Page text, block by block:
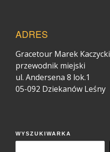
ADRES
Gracetour Marek Kaczycki
przewodnik miejski
ul. Andersena 8 lok.1
05-092 Dziekanów Leśny
WYSZUKIWARKA